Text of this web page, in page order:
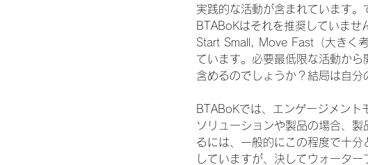
実践的な活動が含まれています
BTABoKはそれを推奨していま
Start Small, Move Fast（大きく
ています。必要最低限な活動か
含めるのでしょうか？結局は自分
BTABoKでは、エンゲージメント
ソリューションや製品の場合、
るには、一般的にこの程度で十
していますが、決してウォータ